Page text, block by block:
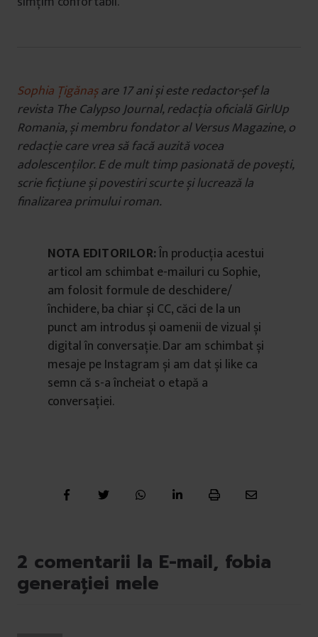
Sophia Țigănașare 17 ani și este redactor-șef la
revista The Calypso Journal, redacția oficială GirlUp
Romania, și membru fondator al Versus Magazine, o
redacție care vrea să facă auzită vocea
adolescenților. E de mult timp pasionată de povești,
scrie ficțiune și povestiri scurte și lucrează la
finalizarea primului roman.
NOTA EDITORILOR:În producția acestui
articol am schimbat e-mailuri cu Sophie,
am folosit formule de deschidere/
închidere, ba chiar și CC, căci de la un
punct am introdus și oamenii de vizual și
digital în conversație. Dar am schimbat și
mesaje pe Instagram și am dat și like ca
semn că s-a încheiat o etapă a
conversației.
2 comentarii la E-mail, fobia
generației mele